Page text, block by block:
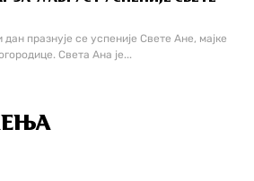
празнује се успеније Свете Ане, мајке
Света Ана је...